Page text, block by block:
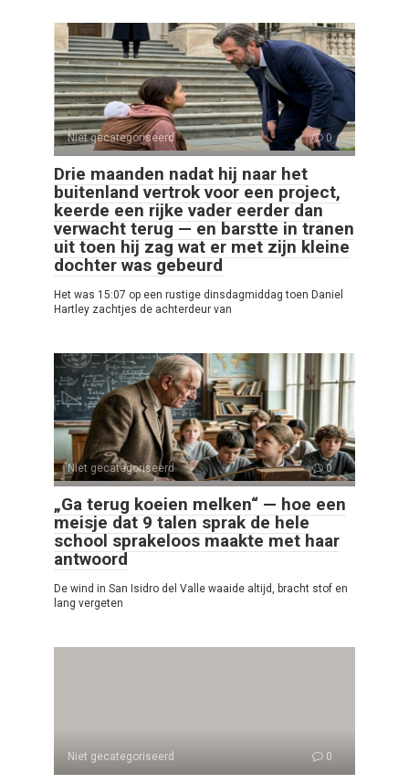
Niet gecategoriseerd 0
Drie maanden nadat hij naar het
buitenland vertrok voor een project,
keerde een rijke vader eerder dan
verwacht terug — en barstte in tranen
uit toen hij zag wat er met zijn kleine
dochter was gebeurd
Het was 15:07 op een rustige dinsdagmiddag toen Daniel
Hartley zachtjes de achterdeur van
Niet gecategoriseerd 0
„Ga terug koeien melken“ — hoe een
meisje dat 9 talen sprak de hele
school sprakeloos maakte met haar
antwoord
De wind in San Isidro del Valle waaide altijd, bracht stof en
lang vergeten
Niet gecategoriseerd 0